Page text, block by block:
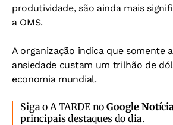
produtividade, são ainda mais
a OMS.
A organização indica que somente
ansiedade custam um trilhão de
economia mundial.
Siga o A TARDE noGoogle
principais destaques do dia.